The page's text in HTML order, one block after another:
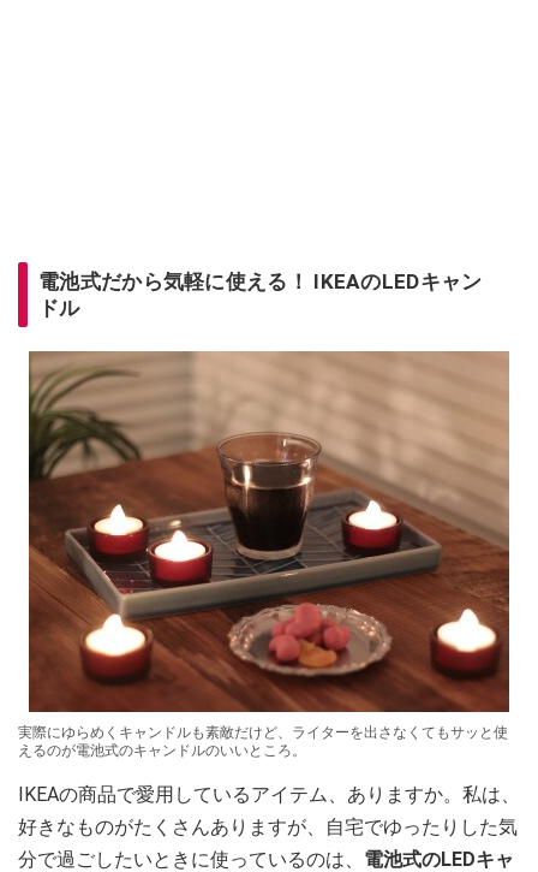
電池式だから気軽に使える！ IKEAのLEDキャン
ドル
実際にゆらめくキャンドルも素敵だけど、ライターを出さなくてもサッと使
えるのが電池式のキャンドルのいいところ。
IKEAの商品で愛用しているアイテム、ありますか。私は、
好きなものがたくさんありますが、自宅でゆったりした気
分で過ごしたいときに使っているのは、 電池式のLEDキャ